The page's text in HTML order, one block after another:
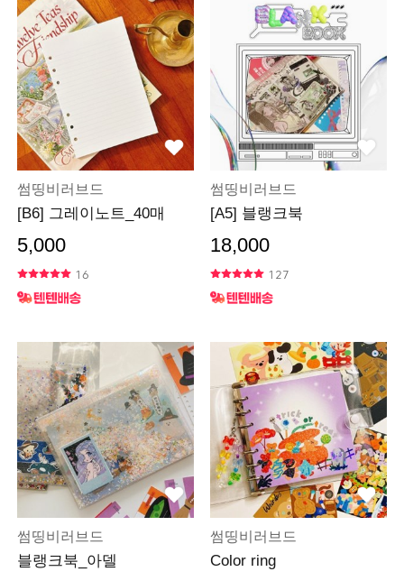
썸띵비러브드
[B6] 그레이노트_40매
5,000
16
썸띵비러브드
[A5] 블랭크북
18,000
127
썸띵비러브드
블랭크북_아델
썸띵비러브드
Color ring